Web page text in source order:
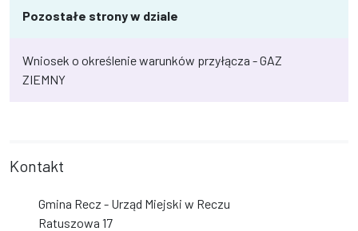
Pozostałe strony w dziale
Wniosek o określenie warunków przyłącza - GAZ
ZIEMNY
Kontakt
Gmina Recz - Urząd Miejski w Reczu
Ratuszowa 17